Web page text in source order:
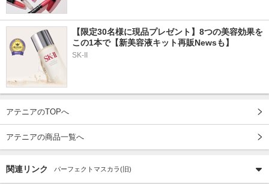
【限定30名様に現品プレゼント】8つの美容効果を
この1本で【新美容液キット再販Newsも】
SK-II
アテニアのTOPへ
アテニアの商品一覧へ
関連リンク パーフェクトマスカラ(旧)